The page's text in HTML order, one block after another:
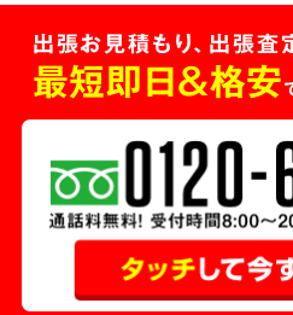
出張お見積もり、出張
最短即日＆格安